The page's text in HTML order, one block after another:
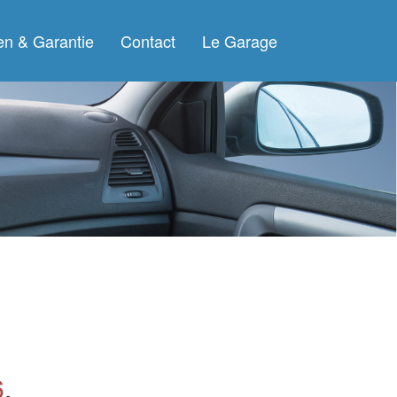
& Garantie Contact Le Garage
.